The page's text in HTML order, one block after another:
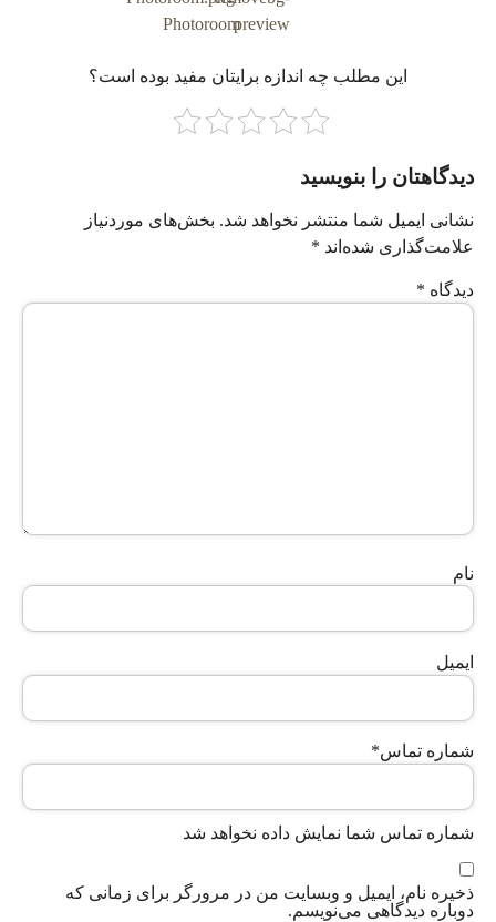
این مطلب چه‌ اندازه برایتان مفید بوده است؟
دیدگاهتان را بنویسید
نشانی ایمیل شما منتشر نخواهد شد. بخش‌های موردنیاز
علامت‌گذاری شده‌اند *
دیدگاه *
نام
ایمیل
شماره تماس*
شماره تماس شما نمایش داده نخواهد شد
ذخیره نام، ایمیل و وبسایت من در مرورگر برای زمانی که
دوباره دیدگاهی می‌نویسم.